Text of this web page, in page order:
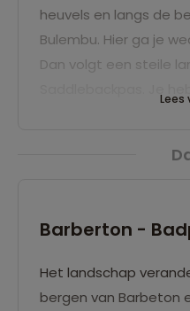
heuvels en langs de
Bulembu. Hier ga je
Dan volgt een steile
naar Barbeton. Een
Lees
Barberton -
Het landschap
bergen van Barbeton